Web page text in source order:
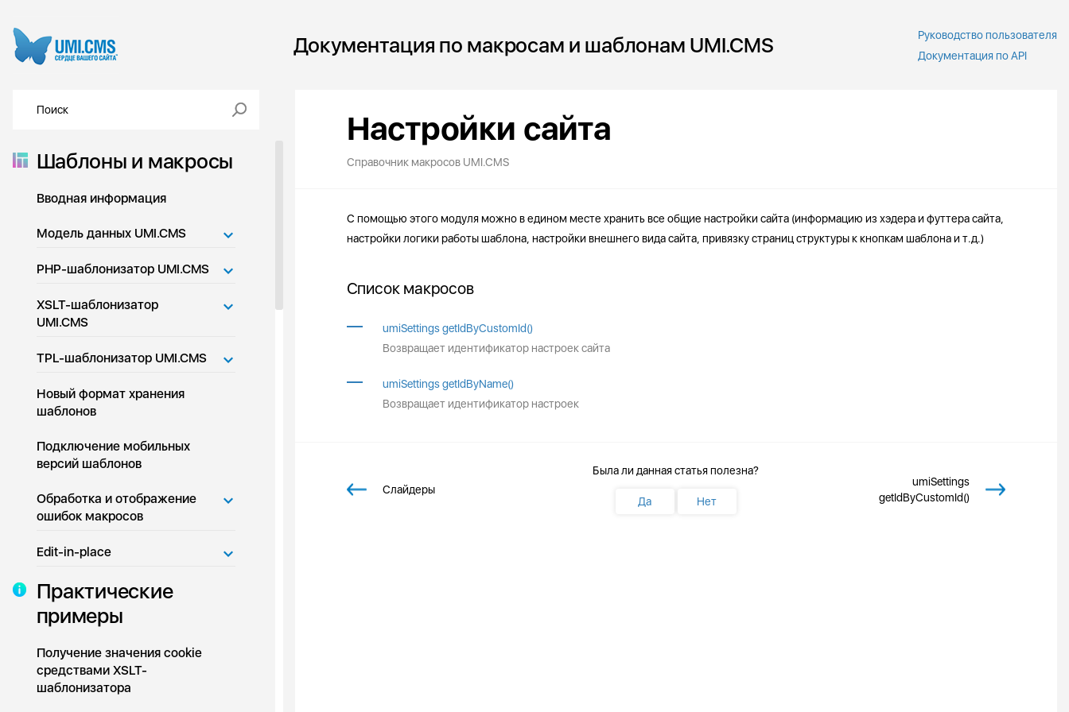
Документация по макросам и шаблонам UMI.CMS
Руководство пользователя
Документация по API
Шаблоны и макросы
Вводная информация
Модель данных UMI.CMS
PHP-шаблонизатор UMI.CMS
XSLT-шаблонизатор
UMI.CMS
TPL-шаблонизатор UMI.CMS
Новый формат хранения
шаблонов
Подключение мобильных
версий шаблонов
Обработка и отображение
ошибок макросов
Edit-in-place
Практические
примеры
Получение значения cookie
средствами XSLT-
шаблонизатора
Настройки сайта
Справочник макросов UMI.CMS
С помощью этого модуля можно в едином месте хранить все общие настройки сайта (информацию из хэдера и футтера сайта,
настройки логики работы шаблона, настройки внешнего вида сайта, привязку страниц структуры к кнопкам шаблона и т.д.)
Список макросов
umiSettings getIdByCustomId()
Возвращает идентификатор настроек сайта
umiSettings getIdByName()
Возвращает идентификатор настроек
umiSettings
getIdByCustomId()
Была ли данная статья полезна?
Слайдеры